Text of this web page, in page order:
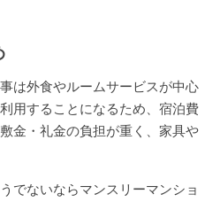
は外食やルームサービスが中心
用することになるため、宿泊費
金・礼金の負担が重く、家具や
でないならマンスリーマンショ